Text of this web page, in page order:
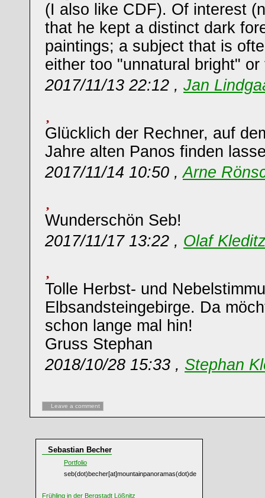
(I also like CDF). Of interest
that he kept a distinct dark
paintings; a subject that is
either too "unnatural bright" or
2017/11/13 22:12 , Jan
Glücklich der Rechner, auf
Jahre alten Panos finden
2017/11/14 10:50 ,Arne
Wunderschön Seb!
2017/11/17 13:22 , Olaf
Tolle Herbst- und
Elbsandsteingebirge. Da
schon lange mal hin!
Gruss Stephan
2018/10/28 15:33 , Stephan
Leave a comment
Sebastian Becher
Portfolio
seb(dot)becher[at]mountainpanoramas(dot)de
Frühling in der Bergstadt Lößnitz